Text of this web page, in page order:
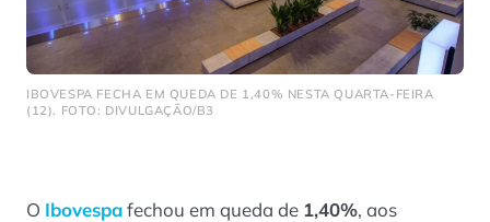
IBOVESPA FECHA EM QUEDA DE 1,40% NESTA QUARTA-FEIRA
(12). FOTO: DIVULGAÇÃO/B3
O Ibovespafechou em queda de 1,40%, aos